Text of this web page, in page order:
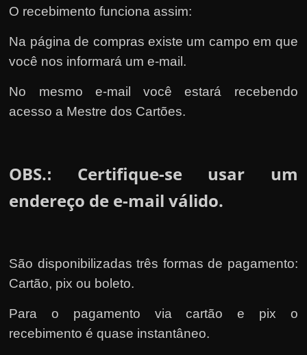
O recebimento funciona assim:
Na página de compras existe um campo em que
você nos informará um e-mail.
No mesmo e-mail você estará recebendo
acesso a Mestre dos Cartões.
OBS.:
Certifique-se usar um
endereço de e-mail válido.
São disponibilizadas três formas de pagamento:
Cartão, pix ou boleto.
Para o pagamento via cartão e pix o
recebimento é quase instantâneo.